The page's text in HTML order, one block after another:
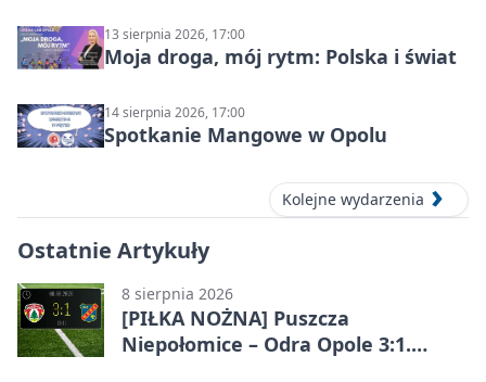
13 sierpnia 2026, 17:00
Moja droga, mój rytm: Polska i świat
14 sierpnia 2026, 17:00
Spotkanie Mangowe w Opolu
Kolejne wydarzenia
Ostatnie Artykuły
8 sierpnia 2026
[PIŁKA NOŻNA] Puszcza
Niepołomice – Odra Opole 3:1.